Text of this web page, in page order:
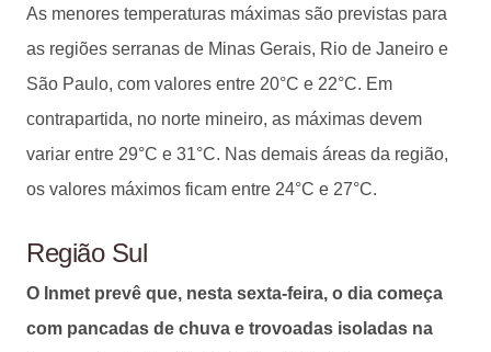
As menores temperaturas máximas são previstas para
as regiões serranas de Minas Gerais, Rio de Janeiro e
São Paulo, com valores entre 20°C e 22°C. Em
contrapartida, no norte mineiro, as máximas devem
variar entre 29°C e 31°C. Nas demais áreas da região,
os valores máximos ficam entre 24°C e 27°C.
Região Sul
O Inmet prevê que, nesta sexta-feira, o dia começa
com pancadas de chuva e trovoadas isoladas na